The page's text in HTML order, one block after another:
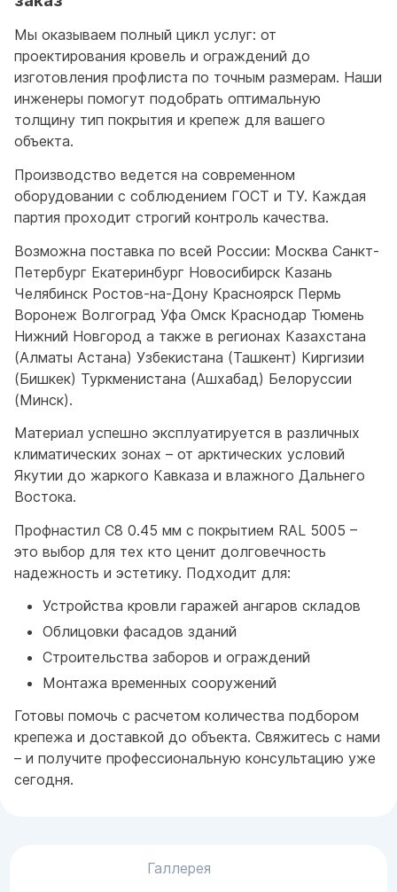
Мы оказываем полный цикл услуг: от
проектирования кровель и ограждений до
изготовления профлиста по точным размерам. Наши
инженеры помогут подобрать оптимальную
толщину тип покрытия и крепеж для вашего
объекта.
Производство ведется на современном
оборудовании с соблюдением ГОСТ и ТУ. Каждая
партия проходит строгий контроль качества.
Возможна поставка по всей России: Москва Санкт-
Петербург Екатеринбург Новосибирск Казань
Челябинск Ростов-на-Дону Красноярск Пермь
Воронеж Волгоград Уфа Омск Краснодар Тюмень
Нижний Новгород а также в регионах Казахстана
(Алматы Астана) Узбекистана (Ташкент) Киргизии
(Бишкек) Туркменистана (Ашхабад) Белоруссии
(Минск).
Материал успешно эксплуатируется в различных
климатических зонах – от арктических условий
Якутии до жаркого Кавказа и влажного Дальнего
Востока.
Профнастил С8 0.45 мм с покрытием RAL 5005 –
это выбор для тех кто ценит долговечность
надежность и эстетику. Подходит для:
Устройства кровли гаражей ангаров складов
Облицовки фасадов зданий
Строительства заборов и ограждений
Монтажа временных сооружений
Готовы помочь с расчетом количества подбором
крепежа и доставкой до объекта. Свяжитесь с нами
– и получите профессиональную консультацию уже
сегодня.
Галлерея